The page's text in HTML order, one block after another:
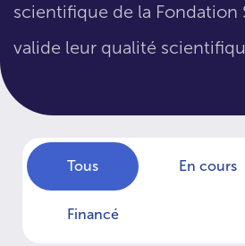
scientifique de la Fondation
valide leur qualité
Tous En cours
Financé